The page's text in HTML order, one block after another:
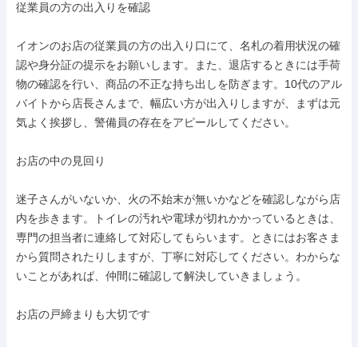
従業員の方の出入りを確認
イオンのお店の従業員の方の出入り口にて、名札の着用状況の確
認や身分証の提示をお願いします。また、退店するときには手荷
物の確認を行い、商品の不正な持ち出しを防ぎます。10代のアル
バイトから店長さんまで、幅広い方が出入りしますが、まずは元
気よく挨拶し、警備員の存在をアピールしてください。
お店の中の見回り
迷子さんがいないか、火の不始末が無いかなどを確認しながら店
内を歩きます。トイレの汚れや電球が切れかかっているときは、
専門の担当者に連絡して対応してもらいます。ときにはお客さま
から質問されたりしますが、丁寧に対応してください。わからな
いことがあれば、仲間に確認して解決していきましょう。
お店の戸締まりも大切です